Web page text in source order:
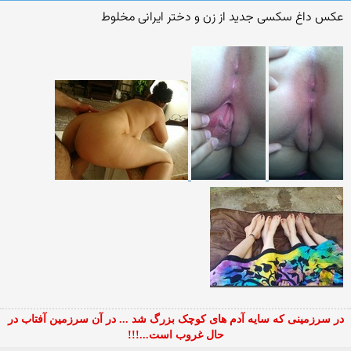
عکس داغ سکسی جدید از زن و دختر ایرانی مخلوط
در سرزمینی که سایه آدم های کوچک بزرگ شد ... در آن سرزمین آفتاب در
حال غروب است...!!!